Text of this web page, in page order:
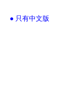
● 只有中文版